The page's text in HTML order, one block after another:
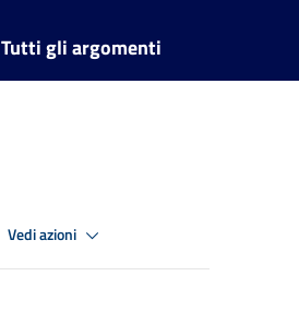
Tutti gli argomenti
Vedi azioni